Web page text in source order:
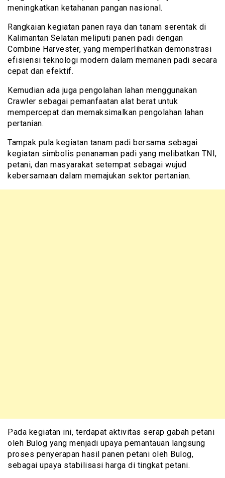
meningkatkan ketahanan pangan nasional.
Rangkaian kegiatan panen raya dan tanam serentak di
Kalimantan Selatan meliputi panen padi dengan
Combine Harvester, yang memperlihatkan demonstrasi
efisiensi teknologi modern dalam memanen padi secara
cepat dan efektif.
Kemudian ada juga pengolahan lahan menggunakan
Crawler sebagai pemanfaatan alat berat untuk
mempercepat dan memaksimalkan pengolahan lahan
pertanian.
Tampak pula kegiatan tanam padi bersama sebagai
kegiatan simbolis penanaman padi yang melibatkan TNI,
petani, dan masyarakat setempat sebagai wujud
kebersamaan dalam memajukan sektor pertanian.
Pada kegiatan ini, terdapat aktivitas serap gabah petani
oleh Bulog yang menjadi upaya pemantauan langsung
proses penyerapan hasil panen petani oleh Bulog,
sebagai upaya stabilisasi harga di tingkat petani.